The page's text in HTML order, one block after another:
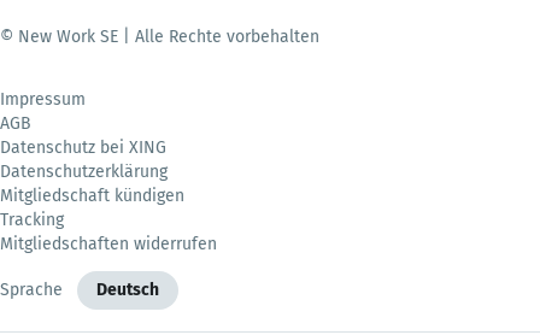
© New Work SE | Alle Rechte vorbehalten
Impressum
AGB
Datenschutz bei XING
Datenschutzerklärung
Mitgliedschaft kündigen
Tracking
Mitgliedschaften widerrufen
Sprache Deutsch